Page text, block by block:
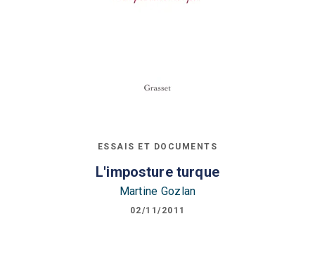
ESSAIS ET DOCUMENTS
L'imposture turque
Martine Gozlan
02/11/2011